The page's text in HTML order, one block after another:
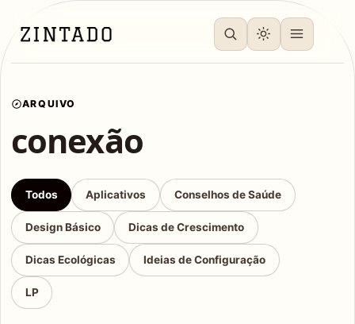
ARQUIVO
conexão
Todos Aplicativos Conselhos de Saúde
Design Básico Dicas de Crescimento
Dicas Ecológicas Ideias de Configuração
LP